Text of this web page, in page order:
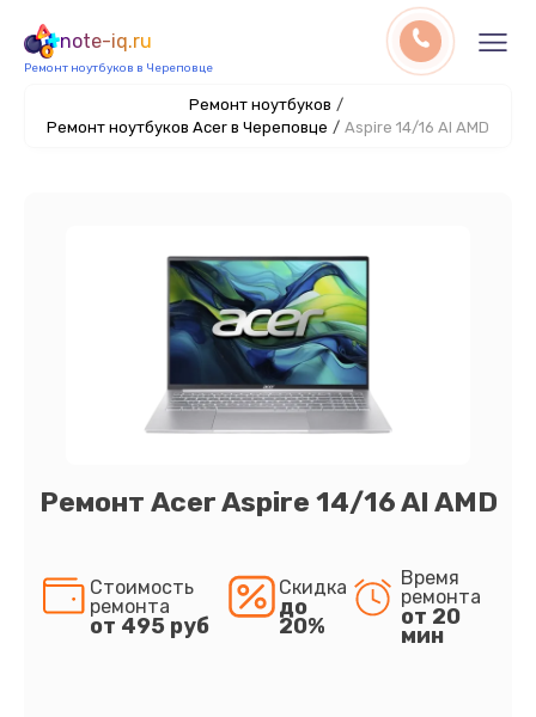
note-iq.ru
Ремонт ноутбуков в Череповце
Ремонт ноутбуков /
Ремонт ноутбуков Acer в Череповце / Aspire 14/16 AI AMD
Ремонт Acer Aspire 14/16 AI AMD
Стоимость
ремонта
от 495 руб
Скидка
до
20%
Время
ремонта
от 20
мин